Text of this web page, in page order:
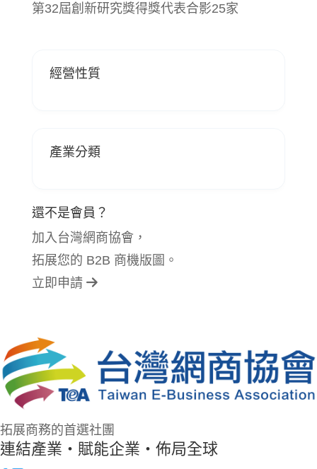
第32屆創新研究獎得獎代表合影25家
經營性質
產業分類
還不是會員？
加入台灣網商協會，
拓展您的 B2B 商機版圖。
立即申請
拓展商務的首選社團
連結產業・賦能企業・佈局全球